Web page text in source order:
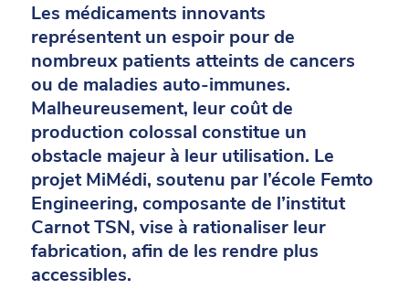
Les médicaments innovants
représentent un espoir pour de
nombreux patients atteints de cancers
ou de maladies auto-immunes.
Malheureusement, leur coût de
production colossal constitue un
obstacle majeur à leur utilisation. Le
projet MiMédi, soutenu par l’école Femto
Engineering, composante de l’institut
Carnot TSN, vise à rationaliser leur
fabrication, afin de les rendre plus
accessibles.